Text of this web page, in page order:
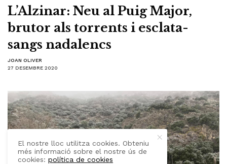
L’Alzinar: Neu al Puig Major,
brutor als torrents i esclata-
sangs nadalencs
JOAN OLIVER
27 DESEMBRE 2020
El nostre lloc utilitza cookies. Obteniu
més informació sobre el nostre ús de
cookies:política de cookies